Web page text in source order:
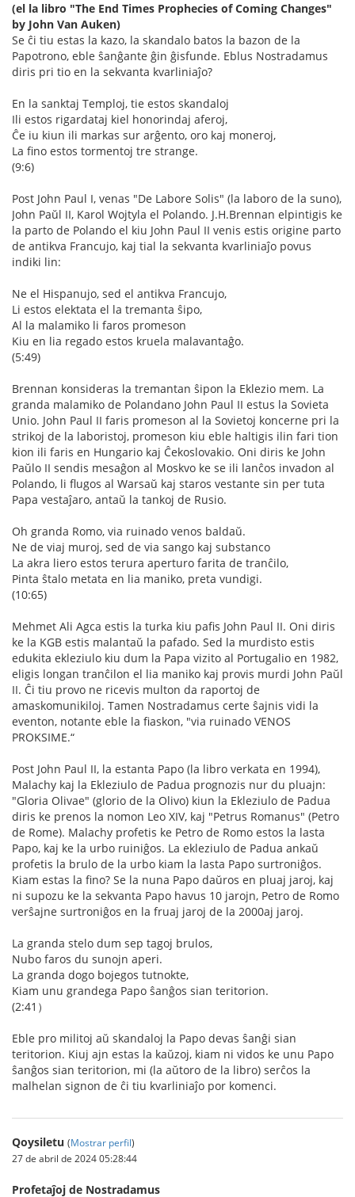
(el la libro "The End Times Prophecies of Coming Changes"
by John Van Auken)
Se ĉi tiu estas la kazo, la skandalo batos la bazon de la
Papotrono, eble ŝanĝante ĝin ĝisfunde. Eblus Nostradamus
diris pri tio en la sekvanta kvarliniaĵo?
En la sanktaj Temploj, tie estos skandaloj
Ili estos rigardataj kiel honorindaj aferoj,
Ĉe iu kiun ili markas sur arĝento, oro kaj moneroj,
La fino estos tormentoj tre strange.
(9:6)
Post John Paul I, venas "De Labore Solis" (la laboro de la suno),
John Paŭl II, Karol Wojtyla el Polando. J.H.Brennan elpintigis ke
la parto de Polando el kiu John Paul II venis estis origine parto
de antikva Francujo, kaj tial la sekvanta kvarliniaĵo povus
indiki lin:
Ne el Hispanujo, sed el antikva Francujo,
Li estos elektata el la tremanta ŝipo,
Al la malamiko li faros promeson
Kiu en lia regado estos kruela malavantaĝo.
(5:49)
Brennan konsideras la tremantan ŝipon la Eklezio mem. La
granda malamiko de Polandano John Paul II estus la Sovieta
Unio. John Paul II faris promeson al la Sovietoj koncerne pri la
strikoj de la laboristoj, promeson kiu eble haltigis ilin fari tion
kion ili faris en Hungario kaj Ĉekoslovakio. Oni diris ke John
Paŭlo II sendis mesaĝon al Moskvo ke se ili lanĉos invadon al
Polando, li flugos al Warsaŭ kaj staros vestante sin per tuta
Papa vestaĵaro, antaŭ la tankoj de Rusio.
Oh granda Romo, via ruinado venos baldaŭ.
Ne de viaj muroj, sed de via sango kaj substanco
La akra liero estos terura aperturo farita de tranĉilo,
Pinta ŝtalo metata en lia maniko, preta vundigi.
(10:65)
Mehmet Ali Agca estis la turka kiu pafis John Paul II. Oni diris
ke la KGB estis malantaŭ la pafado. Sed la murdisto estis
edukita ekleziulo kiu dum la Papa vizito al Portugalio en 1982,
eligis longan tranĉilon el lia maniko kaj provis murdi John Paŭl
II. Ĉi tiu provo ne ricevis multon da raportoj de
amaskomunikiloj. Tamen Nostradamus certe ŝajnis vidi la
eventon, notante eble la fiaskon, "via ruinado VENOS
PROKSIME.“
Post John Paul II, la estanta Papo (la libro verkata en 1994),
Malachy kaj la Ekleziulo de Padua prognozis nur du pluajn:
"Gloria Olivae" (glorio de la Olivo) kiun la Ekleziulo de Padua
diris ke prenos la nomon Leo XIV, kaj "Petrus Romanus" (Petro
de Rome). Malachy profetis ke Petro de Romo estos la lasta
Papo, kaj ke la urbo ruiniĝos. La ekleziulo de Padua ankaŭ
profetis la brulo de la urbo kiam la lasta Papo surtroniĝos.
Kiam estas la fino? Se la nuna Papo daŭros en pluaj jaroj, kaj
ni supozu ke la sekvanta Papo havus 10 jarojn, Petro de Romo
verŝajne surtroniĝos en la fruaj jaroj de la 2000aj jaroj.
La granda stelo dum sep tagoj brulos,
Nubo faros du sunojn aperi.
La granda dogo bojegos tutnokte,
Kiam unu grandega Papo ŝanĝos sian teritorion.
(2:41）
Eble pro militoj aŭ skandaloj la Papo devas ŝanĝi sian
teritorion. Kiuj ajn estas la kaŭzoj, kiam ni vidos ke unu Papo
ŝanĝos sian teritorion, mi (la aŭtoro de la libro) serĉos la
malhelan signon de ĉi tiu kvarliniaĵo por komenci.
Qoysiletu (Mostrar perfil)
27 de abril de 2024 05:28:44
Profetaĵoj de Nostradamus